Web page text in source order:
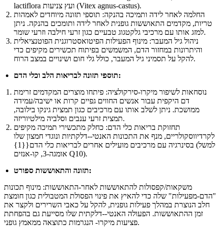
lactiflora ועץ צניעות (Vitex agnus-castus).
החלמה לאחר לידה ותמיכה בהנקה: תוספי תזונה מיוחדים לאמהות
טריות, מקדמים התאוששות גופנית לאחר לידה ותומכים בהנקה. ניתן
למזג אותו עם מרכיבי גלקטגוג טבעיים כגון זרעי חילבה וזרעי שומר.
ניהול גיל המעבר: מינוף הפעילות הפיטואסטרוגנית הפוטנציאלית
והיתרונות במחזור הדם, המשמשים בפיתוח תכשירים מקיפים כדי
להקל על תסמיני גיל המעבר, כולל גלי חום ושינויים במצב הרוח.
תוספי תזונה לבריאות הלב וכלי הדם:
נוסחאות לשיפור מיקרו-סירקולציה: פיתחו מוצרים המקדמים זרימת
דם היקפית עבור אנשים החווים גפיים קרות או ישיבה/עמידה
ממושכת. ניתן לשלב אותו עם מרכיבים כגון תמצית גינקו בילובה,
תמצית זרעי ענבים וסלביה מילטיוריזה.
תחזוקת בריאות כלי הדם: כחלק מתכשירי תמיכה מקיפים
לקרדיווסקולריים, מנף את התכונות האנטי--דלקתיות ונוגדי חמצון שלו
בסינרגיה עם מרכיבים מועילים אחרים לבריאות כלי הדם{{1} (למשל
אומגה-3, קו-אנזים Q10).
תזונה והתאוששות ספורט:
משקאות/קפסולות להתאוששות לאחר-התאוששות: מינוף תכונות
"הדם-מפעילות" שלה כדי להאיץ את פינוי הפסולת המטבולית כגון חומצת
חלב הנוצרת במהלך פעילות גופנית, להקל על כאבי השרירים ולקצר את
זמן ההתאוששות. הפעולה האנטי--דלקתית שלו מסייעת גם בהפחתת
פציעות מיקרו- הנגרמות כתוצאה ממאמץ גופני.